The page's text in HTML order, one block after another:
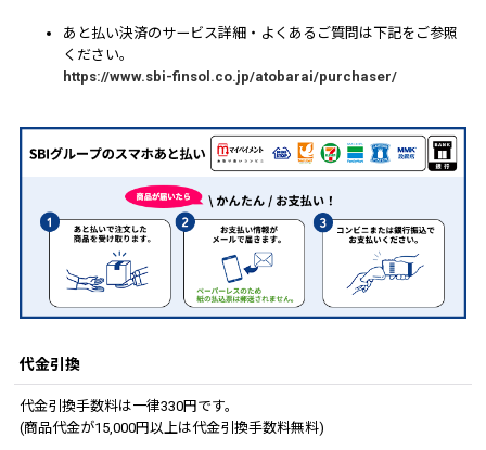
あと払い決済のサービス詳細・よくあるご質問は下記をご参照
ください。
https://www.sbi-finsol.co.jp/atobarai/purchaser/
代金引換
代金引換手数料は一律330円です。
(商品代金が15,000円以上は代金引換手数料無料)